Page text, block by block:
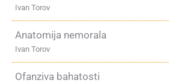
Ivan Torov
Anatomija nemorala
Ivan Torov
Ofanziva bahatosti